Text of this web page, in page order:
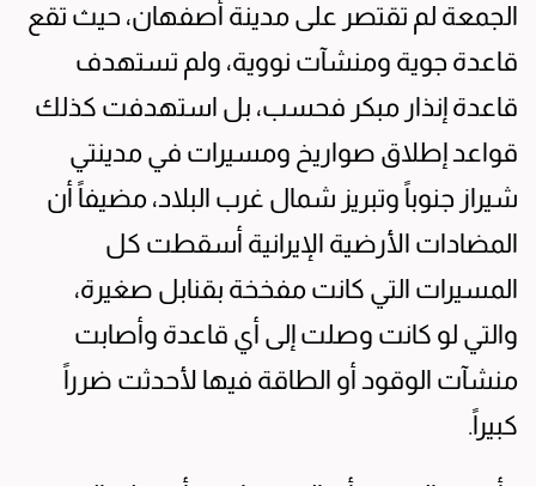
الجمعة لم تقتصر على مدينة أصفهان، حيث تقع
قاعدة جوية ومنشآت نووية، ولم تستهدف
قاعدة إنذار مبكر فحسب، بل استهدفت كذلك
قواعد إطلاق صواريخ ومسيرات في مدينتي
شيراز جنوباً وتبريز شمال غرب البلاد، مضيفاً أن
المضادات الأرضية الإيرانية أسقطت كل
المسيرات التي كانت مفخخة بقنابل صغيرة،
والتي لو كانت وصلت إلى أي قاعدة وأصابت
منشآت الوقود أو الطاقة فيها لأحدثت ضرراً
كبيراً.